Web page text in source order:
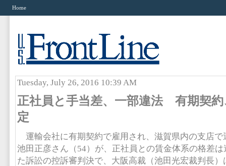
Home
Tuesday, July 26, 2016 10:39 AM
正社員と手当差、一部違法 有期契約
定
運輸会社に有期契約で雇用され、滋賀県内の支店で
池田正彦さん（54）が、正社員との賃金体系の格差
た訴訟の控訴審判決で、大阪高裁（池田光宏裁判長